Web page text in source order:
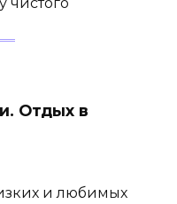
Отдых в
и любимых